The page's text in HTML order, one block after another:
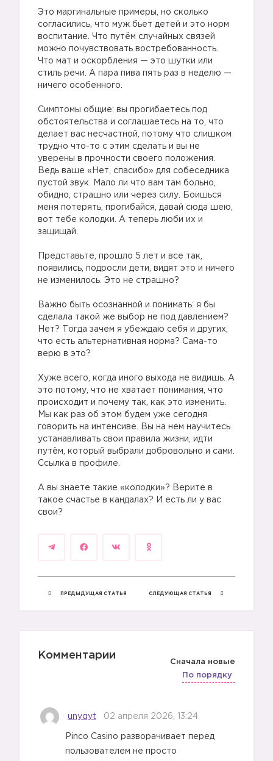
Это маргинальные примеры, но сколько
согласились, что муж бьет детей и это норм
воспитание. Что путём случайных связей
можно почувствовать востребованность.
Что мат и оскорбления — это шутки или
стиль речи. А пара пива пять раз в неделю —
ничего особенного.
Симптомы общие: вы прогибаетесь под
обстоятельства и соглашаетесь на то, что
делает вас несчастной, потому что слишком
трудно что-то с этим сделать и вы не
уверены в прочности своего положения.
Ведь ваше «Нет, спасибо» для собеседника
пустой звук. Мало ли что вам там больно,
обидно, страшно или через силу. Боишься
меня потерять, прогибайся, давай сюда шею,
вот тебе колодки. А теперь люби их и
защищай.
Представьте, прошло 5 лет и все так,
появились, подросли дети, видят это и ничего
не изменилось. Это не страшно?
Важно быть осознанной и понимать: я бы
сделала такой же выбор не под давлением?
Нет? Тогда зачем я убеждаю себя и других,
что есть альтернативная норма? Сама-то
верю в это?
Хуже всего, когда иного выхода не видишь. А
это потому, что не хватает понимания, что
происходит и почему так, как это изменить.
Мы как раз об этом будем уже сегодня
говорить на интенсиве. Вы на нем научитесь
устанавливать свои правила жизни, идти
путём, который выбрали добровольно и сами.
Ссылка в профиле.
А вы знаете такие «колодки»? Верите в
такое счастье в кандалах? И есть ли у вас
свои?
ПРЕДЫДУЩАЯ СТАТЬЯ СЛЕДУЮЩАЯ СТАТЬЯ
Комментарии
Сначала новые
По порядку
unyqyt 02 апреля 2026, 13:24
Pinco Casino разворачивает перед
пользователем не просто